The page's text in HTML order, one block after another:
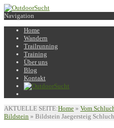
Navigation
Home
Wandern
Trailrunning
Training
Über uns
Blog
Kontakt
AKTUELLE SEITE:Home » Vom
Bildstein » Bildstein Jaegersteig